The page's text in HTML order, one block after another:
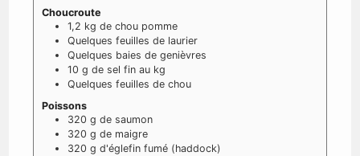
Choucroute
1,2 kg de chou pomme
Quelques feuilles de laurier
Quelques baies de genièvres
10 g de sel fin au kg
Quelques feuilles de chou
Poissons
320 g de saumon
320 g de maigre
320 g d'églefin fumé (haddock)